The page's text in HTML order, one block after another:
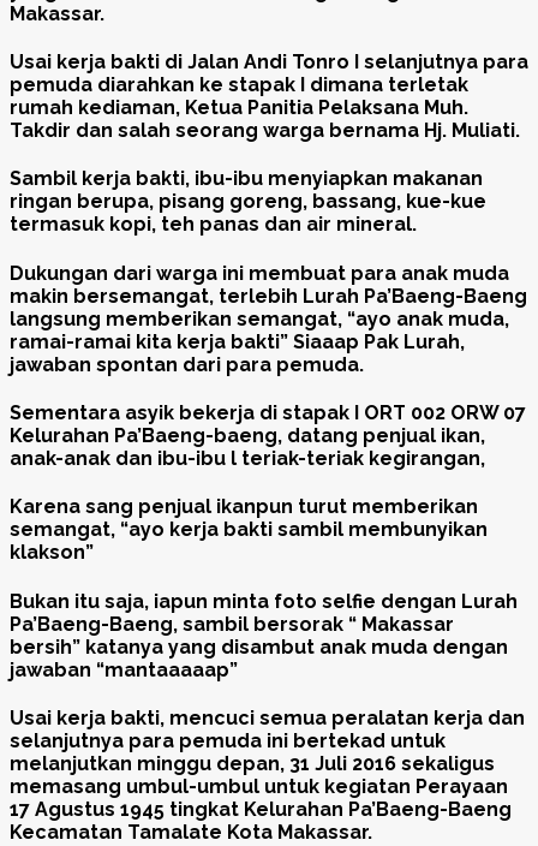
Makassar.
Usai kerja bakti di Jalan Andi Tonro I selanjutnya para
pemuda diarahkan ke stapak I dimana terletak
rumah kediaman, Ketua Panitia Pelaksana Muh.
Takdir dan salah seorang warga bernama Hj. Muliati.
Sambil kerja bakti, ibu-ibu menyiapkan makanan
ringan berupa, pisang goreng, bassang, kue-kue
termasuk kopi, teh panas dan air mineral.
Dukungan dari warga ini membuat para anak muda
makin bersemangat, terlebih Lurah Pa’Baeng-Baeng
langsung memberikan semangat, “ayo anak muda,
ramai-ramai kita kerja bakti” Siaaap Pak Lurah,
jawaban spontan dari para pemuda.
Sementara asyik bekerja di stapak I ORT 002 ORW 07
Kelurahan Pa’Baeng-baeng, datang penjual ikan,
anak-anak dan ibu-ibu l teriak-teriak kegirangan,
Karena sang penjual ikanpun turut memberikan
semangat, “ayo kerja bakti sambil membunyikan
klakson”
Bukan itu saja, iapun minta foto selfie dengan Lurah
Pa’Baeng-Baeng, sambil bersorak “ Makassar
bersih” katanya yang disambut anak muda dengan
jawaban “mantaaaaap”
Usai kerja bakti, mencuci semua peralatan kerja dan
selanjutnya para pemuda ini bertekad untuk
melanjutkan minggu depan, 31 Juli 2016 sekaligus
memasang umbul-umbul untuk kegiatan Perayaan
17 Agustus 1945 tingkat Kelurahan Pa’Baeng-Baeng
Kecamatan Tamalate Kota Makassar.